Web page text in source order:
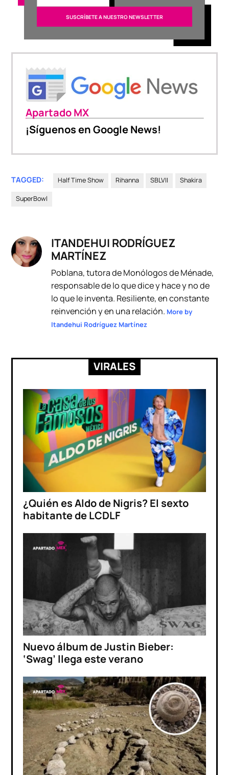
Apartado MX
¡Síguenos en Google News!
TAGGED: Half Time Show Rihanna SBLVII Shakira
SuperBowl
ITANDEHUI RODRÍGUEZ
MARTÍNEZ
Poblana, tutora de Monólogos de Ménade,
responsable de lo que dice y hace y no de
lo que le inventa. Resiliente, en constante
reinvención y en una relación. More by
Itandehui Rodríguez Martínez
VIRALES
¿Quién es Aldo de Nigris? El sexto
habitante de LCDLF
Nuevo álbum de Justin Bieber:
‘Swag’ llega este verano